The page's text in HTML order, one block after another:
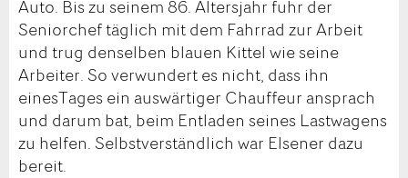
Auto. Bis zu seinem 86. Altersjahr fuhr der
Seniorchef täglich mit dem Fahrrad zur Arbeit
und trug denselben blauen Kittel wie seine
Arbeiter. So verwundert es nicht, dass ihn
einesTages ein auswärtiger Chauffeur ansprach
und darum bat, beim Entladen seines Lastwagens
zu helfen. Selbstverständlich war Elsener dazu
bereit.